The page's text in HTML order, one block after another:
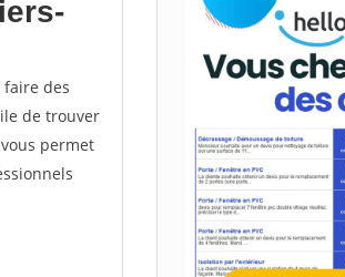
des
de trouver
permet